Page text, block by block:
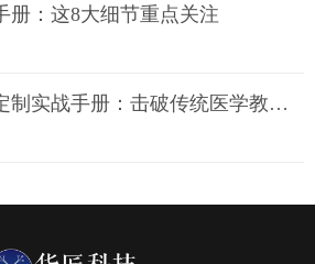
册：这8大细节重点关注
医疗教育仿真动画定制实战手册：击破传统医学教育7大痛点